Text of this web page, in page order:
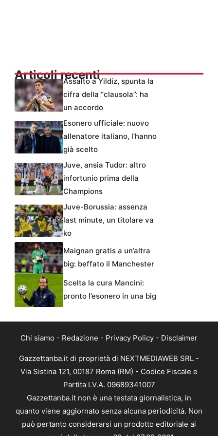
Articoli recentiAssalto a Yildiz, spunta la
cifra della “clausola”: ha
un accordo
Esonero ufficiale: nuovo
allenatore italiano, l’hanno
già scelto
Juve, ansia Tudor: altro
infortunio prima della
Champions
Juve-Borussia: assenza
last minute, un titolare va
ko
Maignan gratis a un’altra
big: beffato il Manchester
Scelta la cura Mancini:
pronto l’esonero in una big
Chi siamo - Redazione - Privacy Policy - Disclaimer
Gazzettanba.it di proprietà di NEXTMEDIAWEB SRL -
Via Sistina 121, 00187 Roma (RM) - Codice Fiscale e
Partita I.V.A. 09689341007
Gazzettanba.it non è una testata giornalistica, in
quanto viene aggiornato senza alcuna periodicità. Non
può pertanto considerarsi un prodotto editoriale ai